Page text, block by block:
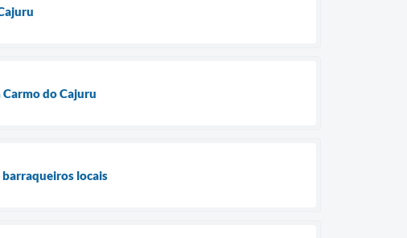
do Cajuru
locais